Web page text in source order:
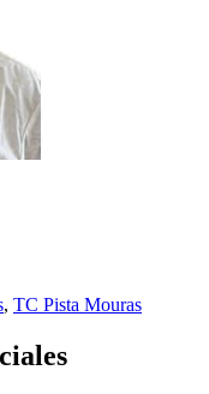
, TC Pista Mouras